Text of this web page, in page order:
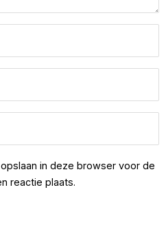
in deze browser voor de
reactie plaats.